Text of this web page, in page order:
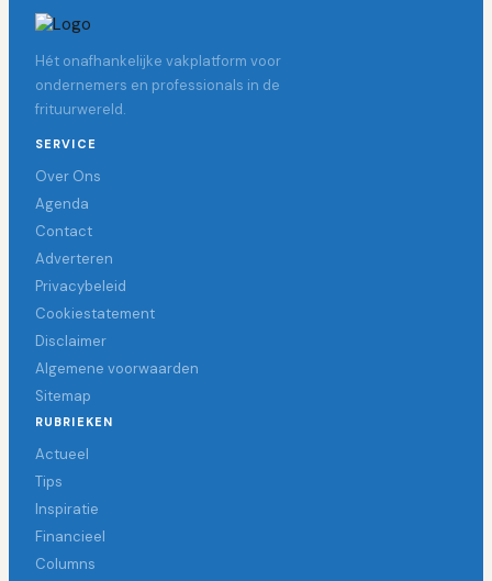
Hét onafhankelijke vakplatform voor
ondernemers en professionals in de
frituurwereld.
SERVICE
Over Ons
Agenda
Contact
Adverteren
Privacybeleid
Cookiestatement
Disclaimer
Algemene voorwaarden
Sitemap
RUBRIEKEN
Actueel
Tips
Inspiratie
Financieel
Columns